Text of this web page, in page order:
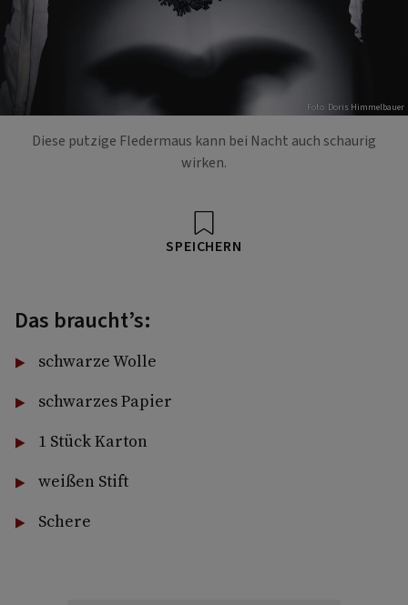
Foto: Doris Himmelbauer
Diese putzige Fledermaus kann bei Nacht auch schaurig
wirken.
SPEICHERN
Das braucht’s:
schwarze Wolle
schwarzes Papier
1 Stück Karton
weißen Stift
Schere